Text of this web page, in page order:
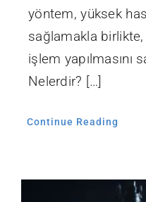
yöntem, yüksek
sağlamakla birlikte,
işlem yapılmasını
Nelerdir? […]
Continue Reading